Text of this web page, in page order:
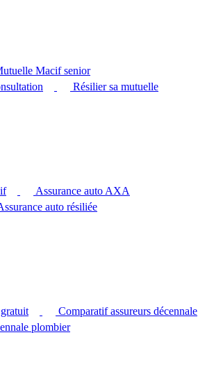
Macif senior
Résilier sa mutuelle
Assurance auto AXA
auto résiliée
Comparatif assureurs décennale
plombier